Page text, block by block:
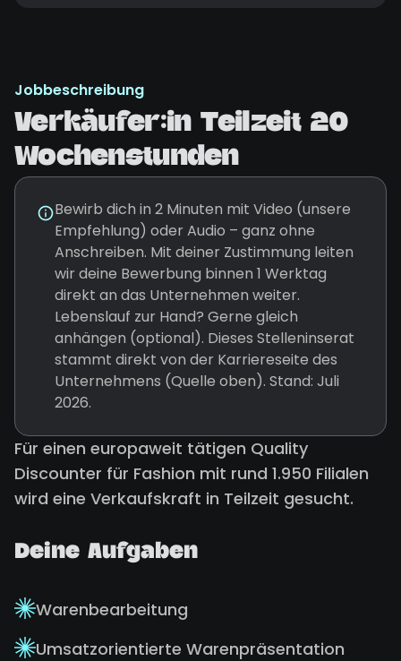
Jobbeschreibung
Verkäufer:in Teilzeit 20
Wochenstunden
Bewirb dich in 2 Minuten mit Video (unsere
Empfehlung) oder Audio – ganz ohne
Anschreiben. Mit deiner Zustimmung leiten
wir deine Bewerbung binnen 1 Werktag
direkt an das Unternehmen weiter.
Lebenslauf zur Hand? Gerne gleich
anhängen (optional). Dieses Stelleninserat
stammt direkt von der Karriereseite des
Unternehmens (Quelle oben). Stand: Juli
2026.
Für einen europaweit tätigen Quality
Discounter für Fashion mit rund 1.950 Filialen
wird eine Verkaufskraft in Teilzeit gesucht.
Deine Aufgaben
Warenbearbeitung
Umsatzorientierte Warenpräsentation